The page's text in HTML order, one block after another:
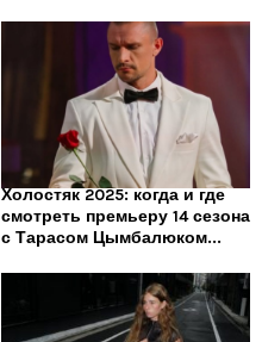
Холостяк 2025: когда и где
смотреть премьеру 14 сезона
с Тарасом Цымбалюком...